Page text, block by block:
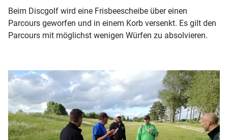
Beim Discgolf wird eine Frisbeescheibe über einen
Parcours geworfen und in einem Korb versenkt. Es gilt den
Parcours mit möglichst wenigen Würfen zu absolvieren.